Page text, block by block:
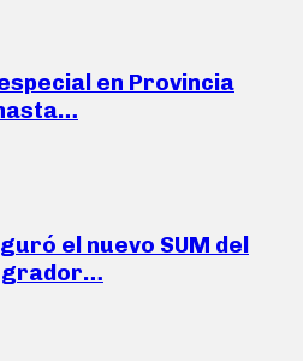
en Provincia
el nuevo SUM del